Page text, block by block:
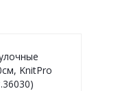
KnitPro